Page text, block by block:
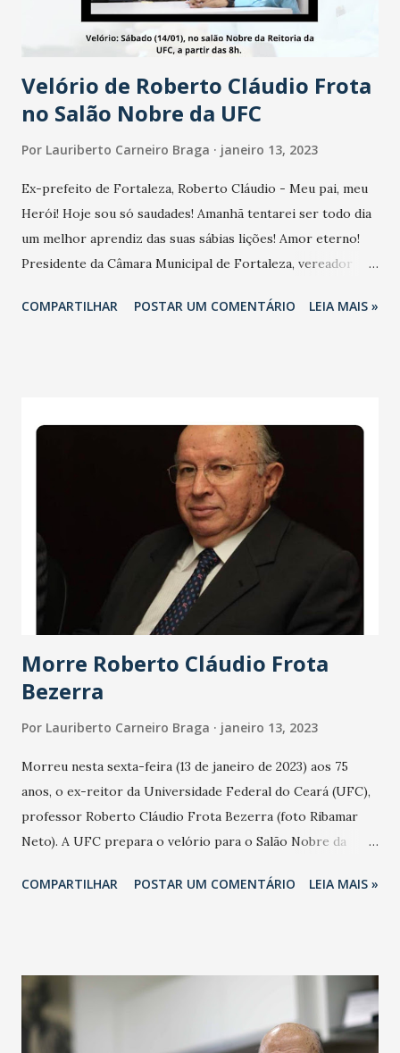
Velório de Roberto Cláudio Frota
no Salão Nobre da UFC
Por Lauriberto Carneiro Braga janeiro 13, 2023
Ex-prefeito de Fortaleza, Roberto Cláudio - Meu pai, meu
Herói! Hoje sou só saudades! Amanhã tentarei ser todo dia
um melhor aprendiz das suas sábias lições! Amor eterno!
Presidente da Câmara Municipal de Fortaleza, vereador
falecimento de Roberto Cláudio Frota Bezerra. Roberto foi
de ter exercido o cargo de assessor de Planejamento da
Pró-Reitoria de Pesquisa e Pós-Graduação. Que Deus o
receba em sua morada e dê conforto a família e amigos.
Senador Tasso Jereissati - Compartilho os sentimentos de
pesar pelo falecimento do professor Roberto Cláudio da
Frota Bezerra, pai do ex-prefeito de Fortaleza Roberto
Cláudio. Ex-reitor da UFC e pesquisador, ele nos deixa
exemplos de dedicação e competência no âmbito da
educação brasilei...
COMPARTILHAR POSTAR UM COMENTÁRIO LEIA MAIS »
Morre Roberto Cláudio Frota
Bezerra
Por Lauriberto Carneiro Braga janeiro 13, 2023
Morreu nesta sexta-feira (13 de janeiro de 2023) aos 75
anos, o ex-reitor da Universidade Federal do Ceará (UFC),
professor Roberto Cláudio Frota Bezerra (foto Ribamar
Neto). A UFC prepara o velório para o Salão Nobre da
engenheiro agrônomo, pesquisador, professor e reitor da
Bezerr Teve quatro filhos: Prisco Bezerra, Roberto Cláudio
Rodrigues Bezerra, Geraldo Rodrigues Bezerra e Elisa
Rodrigues Bezerra. Graduou-se em Agronomia na UFC, em
COMPARTILHAR POSTAR UM COMENTÁRIO LEIA MAIS »